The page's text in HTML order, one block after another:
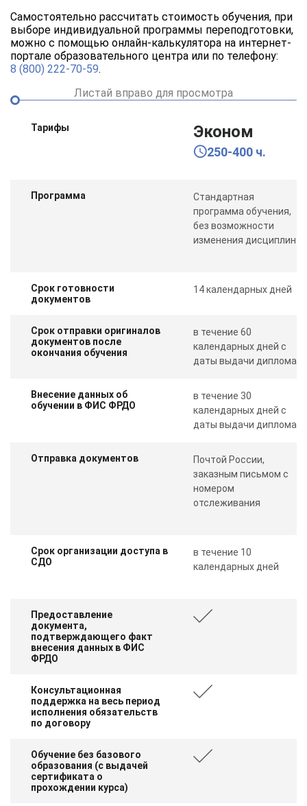
Самостоятельно рассчитать стоимость обучения, при
выборе индивидуальной программы переподготовки,
можно с помощью онлайн-калькулятора на интернет-
портале образовательного центра или по телефону:
8 (800) 222-70-59.
Листай вправо для просмотра
Тарифы Эконом
250-400 ч.
Программа
Стандартная
программа обучения,
без возможности
изменения дисциплин
Срок готовности
документов
14 календарных дней
Срок отправки оригиналов
документов после
окончания обучения
в течение 60
календарных дней с
даты выдачи диплома
Внесение данных об
обучении в ФИС ФРДО
в течение 30
календарных дней с
даты выдачи диплома
Отправка документов
Почтой России,
заказным письмом с
номером
отслеживания
Срок организации доступа в
СДО
в течение 10
календарных дней
Предоставление
документа,
подтверждающего факт
внесения данных в ФИС
ФРДО
Консультационная
поддержка на весь период
исполнения обязательств
по договору
Обучение без базового
образования (с выдачей
сертификата о
прохождении курса)